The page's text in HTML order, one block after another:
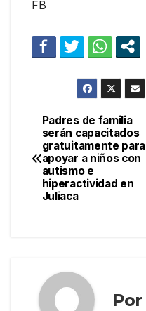
FB
Navegación
de
entradas
Padres de familia
serán capacitados
gratuitamente para
apoyar a niños con
autismo e
hiperactividad en
Juliaca
Por